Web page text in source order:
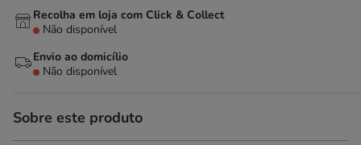
Recolha em loja com Click & Collect
Não disponível
Envio ao domicílio
Não disponível
Sobre este produto